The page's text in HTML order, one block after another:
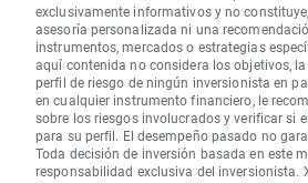
exclusivamente informativos y no
asesoría personalizada ni una
instrumentos, mercados o estrategias
aquí contenida no considera los objetivos,
perfil de riesgo de ningún inversionista en
en cualquier instrumento financiero, le
sobre los riesgos involucrados y verificar si
para su perfil. El desempeño pasado no
Toda decisión de inversión basada en este
responsabilidad exclusiva del inversionista.